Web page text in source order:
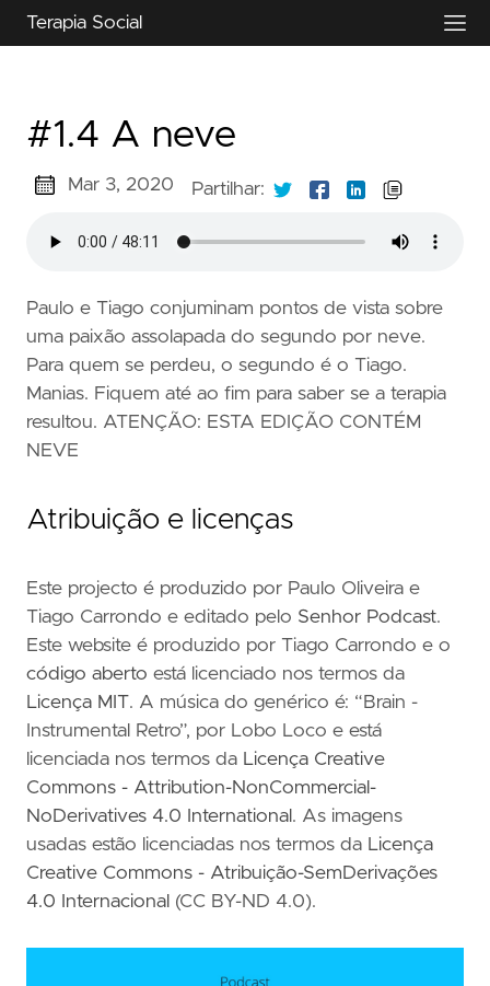
Terapia Social
#1.4 A neve
Mar 3, 2020 Partilhar:
Paulo e Tiago conjuminam pontos de vista sobre
uma paixão assolapada do segundo por neve.
Para quem se perdeu, o segundo é o Tiago.
Manias. Fiquem até ao fim para saber se a terapia
resultou. ATENÇÃO: ESTA EDIÇÃO CONTÉM
NEVE
Atribuição e licenças
Este projecto é produzido por Paulo Oliveira e
Tiago Carrondo e editado pelo Senhor Podcast.
Este website é produzido por Tiago Carrondo e o
código aberto está licenciado nos termos da
Licença MIT. A música do genérico é: “Brain -
Instrumental Retro”, por Lobo Loco e está
licenciada nos termos da Licença Creative
Commons - Attribution-NonCommercial-
NoDerivatives 4.0 International . As imagens
usadas estão licenciadas nos termos da Licença
Creative Commons - Atribuição-SemDerivações
4.0 Internacional (CC BY-ND 4.0).